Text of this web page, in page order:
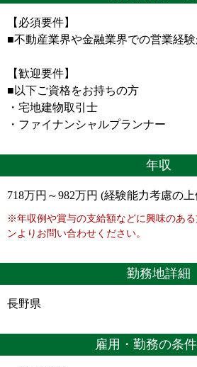
【必須要件】
■不動産業界や金融業界での営業経
【歓迎要件】
■以下ご資格をお持ちの方
・宅地建物取引士
・ファイナンシャルプランナー
年収
718万円～982万円 (経験能力考慮の
※年収例や賞与の支給額などに興味のあ
ンよりお問い合わせください。
勤務地詳細
長野県
雇用・勤務の条